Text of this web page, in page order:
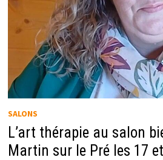
SALONS
L’art thérapie au salon
Martin sur le Pré les 17